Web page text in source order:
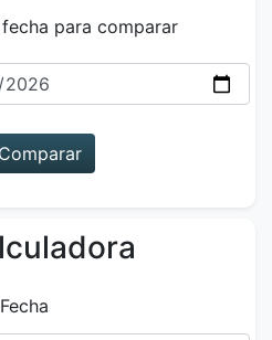
para comparar
Fecha
Comparar
Fecha